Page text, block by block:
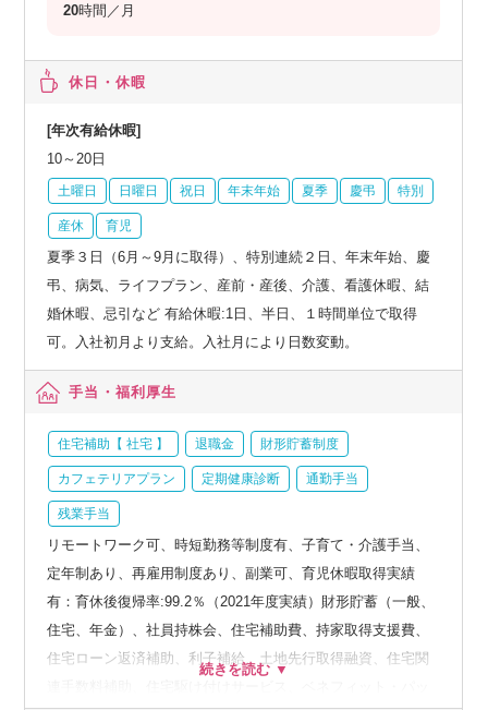
20時間／月
休日・休暇
[年次有給休暇]
10～20日
土曜日 日曜日 祝日 年末年始 夏季 慶弔 特別
産休 育児
夏季３日（6月～9月に取得）、特別連続２日、年末年始、慶
弔、病気、ライフプラン、産前・産後、介護、看護休暇、結
婚休暇、忌引など 有給休暇:1日、半日、１時間単位で取得
可。入社初月より支給。入社月により日数変動。
手当・福利厚生
住宅補助【 社宅 】 退職金 財形貯蓄制度
カフェテリアプラン 定期健康診断 通勤手当
残業手当
リモートワーク可、時短勤務等制度有、子育て・介護手当、
定年制あり、再雇用制度あり、副業可、育児休暇取得実績
有：育休後復帰率:99.2％（2021年度実績）財形貯蓄（一般、
住宅、年金）、社員持株会、住宅補助費、持家取得支援費、
住宅ローン返済補助、利子補給、土地先行取得融資、住宅関